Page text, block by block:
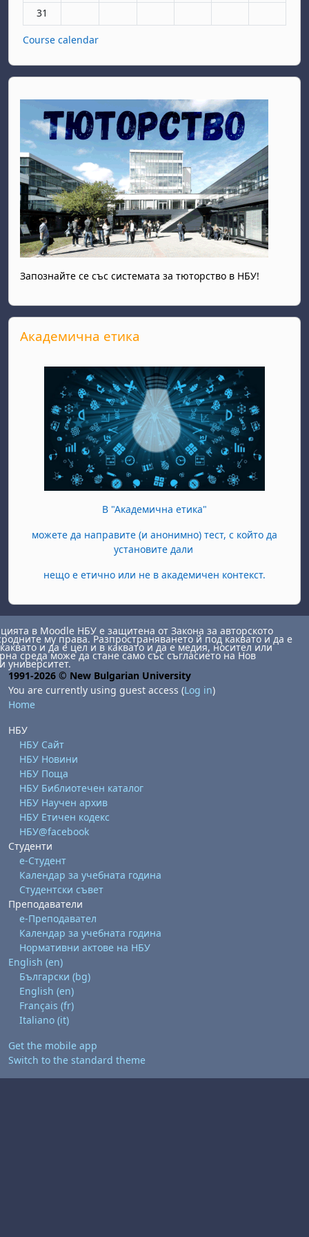
No events, Monday, 31 August
31
Course calendar
Запознайте се със системата за тюторство в НБУ!
Skip Академична етика
Академична етика
В "Академична етика"
можете да направите (и анонимно) тест, с който да
установите дали
нещо е етично или не в академичен контекст.
в Moodle НБУ е защитена от Закона за авторското
му права. Разпространяването й под каквато и да е
и да е цел и в каквато и да е медия, носител или
среда може да стане само със съгласието на Нов
университет.
1991-2026 © New Bulgarian University
You are currently using guest access (Log in)
Home
НБУ
НБУ Сайт
НБУ Новини
НБУ Поща
НБУ Библиотечен каталог
НБУ Научен архив
НБУ Етичен кодекс
НБУ@facebook
Студенти
е-Студент
Календар за учебната година
Студентски съвет
Преподаватели
е-Преподавател
Календар за учебната година
Нормативни актове на НБУ
English ‎(en)‎
Български ‎(bg)‎
English ‎(en)‎
Français ‎(fr)‎
Italiano ‎(it)‎
Get the mobile app
Switch to the standard theme